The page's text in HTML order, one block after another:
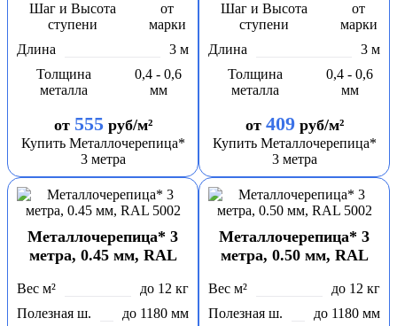
Шаг и Высота
ступени
от
марки
Длина
3 м
Толщина
металла
0,4 - 0,6
мм
от 555руб/м²
Купить Металлочерепица*
3 метра
Шаг и Высота
ступени
от
марки
Длина
3 м
Толщина
металла
0,4 - 0,6
мм
от 409руб/м²
Купить Металлочерепица*
3 метра
Металлочерепица* 3
метра, 0.45 мм, RAL
Вес м²
до 12 кг
Полезная ш.
до 1180 мм
Металлочерепица* 3
метра, 0.50 мм, RAL
Вес м²
до 12 кг
Полезная ш.
до 1180 мм